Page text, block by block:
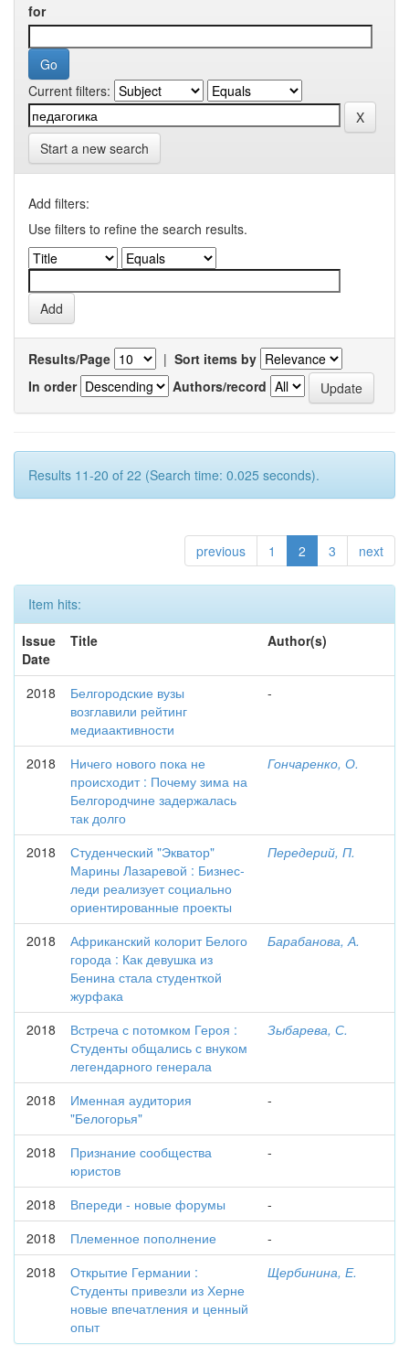
for
Current filters:
Start a new search
Add filters:
Use filters to refine the search results.
Results/Page | Sort items by
In order
Authors/record
Results 11-20 of 22 (Search time: 0.025 seconds).
previous 1 2 3 next
Item hits:
Issue
Date
Title Author(s)
2018
Белгородские вузы
возглавили рейтинг
медиаактивности
-
2018
Ничего нового пока не
происходит : Почему зима на
Белгородчине задержалась
так долго
Гончаренко, О.
2018
Студенческий "Экватор"
Марины Лазаревой : Бизнес-
леди реализует социально
ориентированные проекты
Передерий, П.
2018
Африканский колорит Белого
города : Как девушка из
Бенина стала студенткой
журфака
Барабанова, А.
2018
Встреча с потомком Героя :
Студенты общались с внуком
легендарного генерала
Зыбарева, С.
2018
Именная аудитория
"Белогорья"
-
2018
Признание сообщества
юристов
-
2018 Впереди - новые форумы
-
2018
Племенное пополнение
-
2018
Открытие Германии :
Студенты привезли из Херне
новые впечатления и ценный
опыт
Щербинина, Е.